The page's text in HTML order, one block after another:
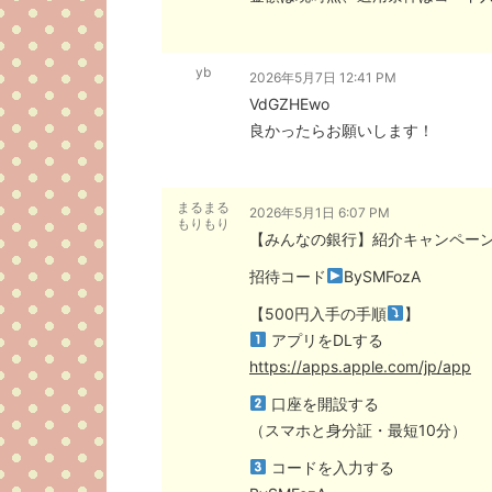
yb 2026年5月7日 12:41 PM
VdGZHEwo
良かったらお願いします！
まるまる
もりもり
2026年5月1日 6:07 PM
【みんなの銀行】紹介キャンペー
招待コード
BySMFozA
【500円入手の手順
】
アプリをDLする
https://apps.apple.com/jp/app
口座を開設する
（スマホと身分証・最短10分）
コードを入力する